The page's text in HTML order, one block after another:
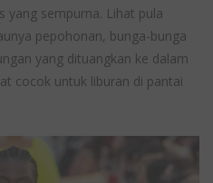
yang sempurna. Lihat pula
pepohonan, bunga-bunga
yang dituangkan ke dalam
cocok untuk liburan di pantai